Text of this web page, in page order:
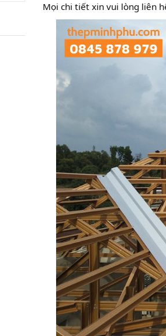
Mọi chi tiết xin vui lòng liên